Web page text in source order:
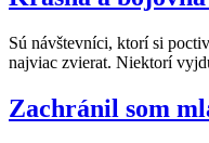
Sú návštevníci, ktorí si
najviac zvierat. Niektorí
Zachránil som